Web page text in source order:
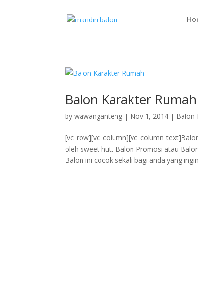
Balon Karakter Rumah
bywawanganteng | Nov 1, 2014 | Balon
oleh sweet hut, Balon Promosi atau
Balon ini cocok sekali bagi anda yang